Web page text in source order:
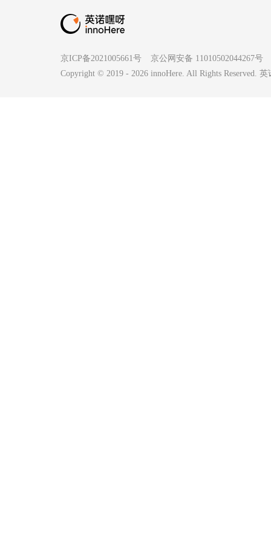
京ICP备2021005661号
京公网安备 11010502044267号
Copyright © 2019 - 2026 innoHere. All Rights Reserved.